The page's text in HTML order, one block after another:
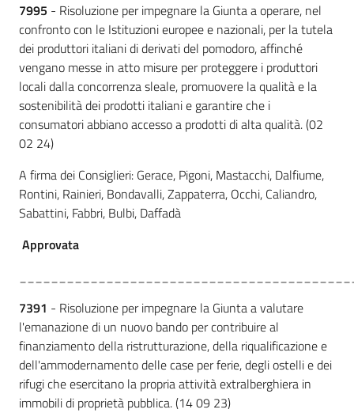
7995 - Risoluzione per impegnare la Giunta a operare, nel
confronto con le Istituzioni europee e nazionali, per la tutela
dei produttori italiani di derivati del pomodoro, affinché
vengano messe in atto misure per proteggere i produttori
locali dalla concorrenza sleale, promuovere la qualità e la
sostenibilità dei prodotti italiani e garantire che i
consumatori abbiano accesso a prodotti di alta qualità. (02
02 24)
A firma dei Consiglieri: Gerace, Pigoni, Mastacchi, Dalfiume,
Rontini, Rainieri, Bondavalli, Zappaterra, Occhi, Caliandro,
Sabattini, Fabbri, Bulbi, Daffadà
Approvata
7391 - Risoluzione per impegnare la Giunta a valutare
l'emanazione di un nuovo bando per contribuire al
finanziamento della ristrutturazione, della riqualificazione e
dell'ammodernamento delle case per ferie, degli ostelli e dei
rifugi che esercitano la propria attività extralberghiera in
immobili di proprietà pubblica. (14 09 23)